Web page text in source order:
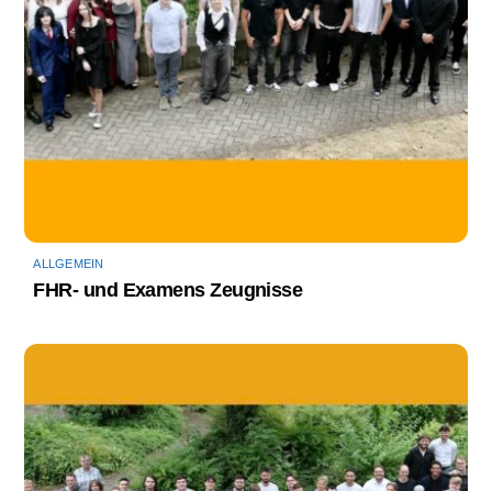
ALLGEMEIN
FHR- und Examens Zeugnisse